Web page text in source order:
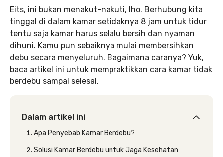
Eits, ini bukan menakut-nakuti, lho. Berhubung kita
tinggal di dalam kamar setidaknya 8 jam untuk tidur
tentu saja kamar harus selalu bersih dan nyaman
dihuni. Kamu pun sebaiknya mulai membersihkan
debu secara menyeluruh. Bagaimana caranya? Yuk,
baca artikel ini untuk mempraktikkan cara kamar tidak
berdebu sampai selesai.
Dalam artikel ini
Apa Penyebab Kamar Berdebu?
Solusi Kamar Berdebu untuk Jaga Kesehatan